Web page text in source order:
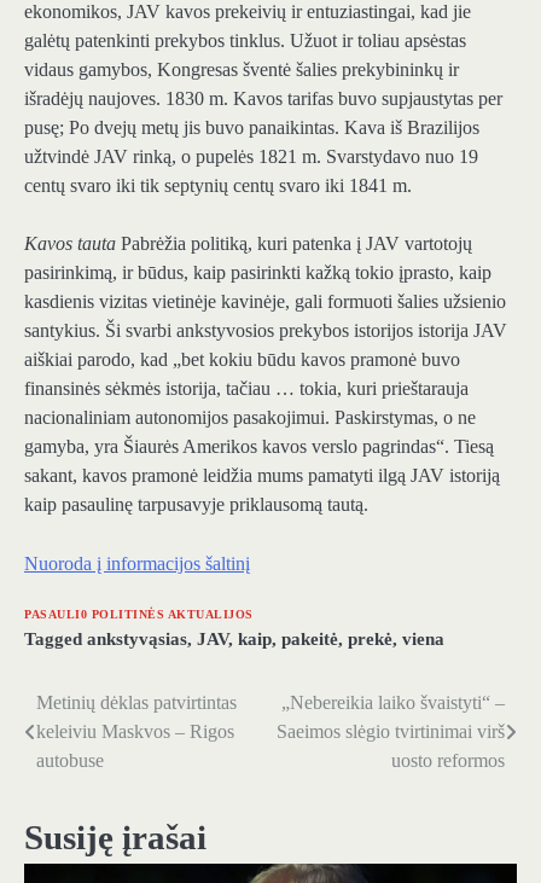
ekonomikos, JAV kavos prekeivių ir entuziastingai, kad jie
galėtų patenkinti prekybos tinklus. Užuot ir toliau apsėstas
vidaus gamybos, Kongresas šventė šalies prekybininkų ir
išradėjų naujoves. 1830 m. Kavos tarifas buvo supjaustytas per
pusę; Po dvejų metų jis buvo panaikintas. Kava iš Brazilijos
užtvindė JAV rinką, o pupelės 1821 m. Svarstydavo nuo 19
centų svaro iki tik septynių centų svaro iki 1841 m.
Kavos tauta Pabrėžia politiką, kuri patenka į JAV vartotojų
pasirinkimą, ir būdus, kaip pasirinkti kažką tokio įprasto, kaip
kasdienis vizitas vietinėje kavinėje, gali formuoti šalies užsienio
santykius. Ši svarbi ankstyvosios prekybos istorijos istorija JAV
aiškiai parodo, kad „bet kokiu būdu kavos pramonė buvo
finansinės sėkmės istorija, tačiau … tokia, kuri prieštarauja
nacionaliniam autonomijos pasakojimui. Paskirstymas, o ne
gamyba, yra Šiaurės Amerikos kavos verslo pagrindas“. Tiesą
sakant, kavos pramonė leidžia mums pamatyti ilgą JAV istoriją
kaip pasaulinę tarpusavyje priklausomą tautą.
Nuoroda į informacijos šaltinį
PASAULI0 POLITINĖS AKTUALIJOS
Tagged ankstyvąsias, JAV, kaip, pakeitė, prekė, viena
Navigacija
tarp
Metinių dėklas patvirtintas
keleiviu Maskvos – Rigos
autobuse
„Nebereikia laiko švaistyti“ –
Saeimos slėgio tvirtinimai virš
uosto reformos
Susiję įrašai